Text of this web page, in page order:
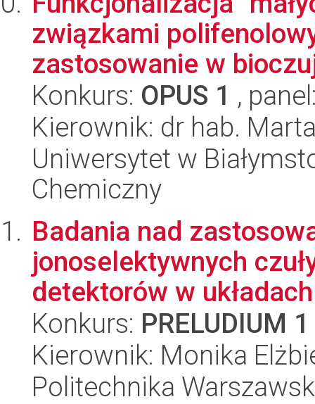
związkami
zastosowanie w
Konkurs: OPUS 1 ,
Kierownik: dr hab.
Uniwersytet w
Chemiczny
Badania nad
jonoselektywnych
detektorów w
Konkurs: PRELUDIUM 1
Kierownik: Monika
Politechnika